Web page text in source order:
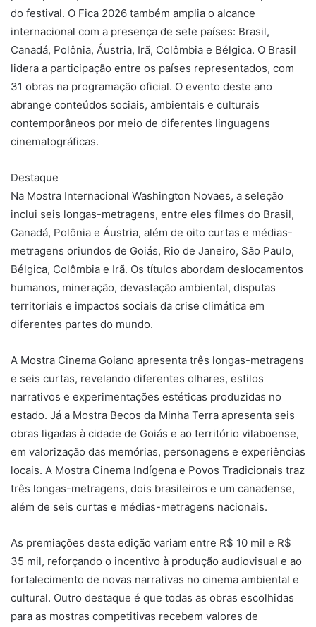
do festival. O Fica 2026 também amplia o alcance
internacional com a presença de sete países: Brasil,
Canadá, Polônia, Áustria, Irã, Colômbia e Bélgica. O Brasil
lidera a participação entre os países representados, com
31 obras na programação oficial. O evento deste ano
abrange conteúdos sociais, ambientais e culturais
contemporâneos por meio de diferentes linguagens
cinematográficas.
Destaque
Na Mostra Internacional Washington Novaes, a seleção
inclui seis longas-metragens, entre eles filmes do Brasil,
Canadá, Polônia e Áustria, além de oito curtas e médias-
metragens oriundos de Goiás, Rio de Janeiro, São Paulo,
Bélgica, Colômbia e Irã. Os títulos abordam deslocamentos
humanos, mineração, devastação ambiental, disputas
territoriais e impactos sociais da crise climática em
diferentes partes do mundo.
A Mostra Cinema Goiano apresenta três longas-metragens
e seis curtas, revelando diferentes olhares, estilos
narrativos e experimentações estéticas produzidas no
estado. Já a Mostra Becos da Minha Terra apresenta seis
obras ligadas à cidade de Goiás e ao território vilaboense,
em valorização das memórias, personagens e experiências
locais. A Mostra Cinema Indígena e Povos Tradicionais traz
três longas-metragens, dois brasileiros e um canadense,
além de seis curtas e médias-metragens nacionais.
As premiações desta edição variam entre R$ 10 mil e R$
35 mil, reforçando o incentivo à produção audiovisual e ao
fortalecimento de novas narrativas no cinema ambiental e
cultural. Outro destaque é que todas as obras escolhidas
para as mostras competitivas recebem valores de